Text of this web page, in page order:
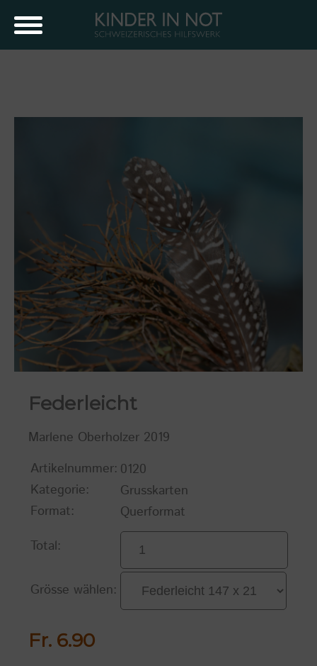
Federleicht
Marlene Oberholzer 2019
Artikelnummer: 0120
Kategorie:
Grusskarten
Format:
Querformat
Total:
Grösse wählen:
Fr. 6.90